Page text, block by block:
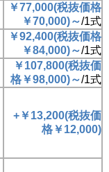
￥77,000(税抜価格
￥70,000)～/1式
￥92,400(税抜価格
￥84,000)～/1式
￥107,800(税抜価
格￥98,000)～/1式
+￥13,200(税抜価
格￥12,000)